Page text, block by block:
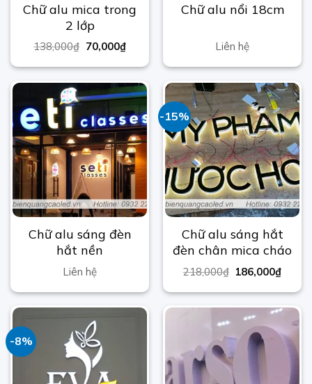
Chữ alu mica trong
2 lớp
138,000₫ 70,000₫
Chữ alu nổi 18cm
Liên hệ
Chữ alu sáng đèn
hắt nền
Liên hệ
-15%
Chữ alu sáng hắt
đèn chân mica cháo
218,000₫ 186,000₫
-8%